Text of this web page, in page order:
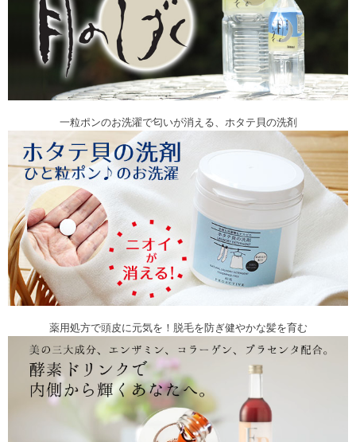
一粒ポンのお洗濯で匂いが消える、ホタテ貝の洗剤
薬用処方で頭皮に元気を！脱毛を防ぎ健やかな髪を育む